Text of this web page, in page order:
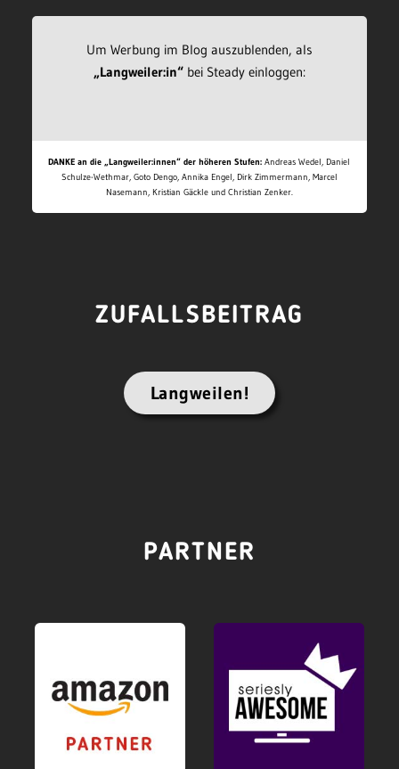
Um Werbung im Blog auszublenden, als
„Langweiler:in“bei Steady einloggen:
DANKE an die „Langweiler:innen“ der höheren Stufen: Andreas Wedel, Daniel
Schulze-Wethmar, Goto Dengo, Annika Engel, Dirk Zimmermann, Marcel
Nasemann, Kristian Gäckle und Christian Zenker.
ZUFALLSBEITRAG
Langweilen!
PARTNER